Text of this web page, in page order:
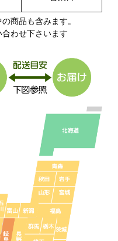
商品も含みます。
わせ下さいます